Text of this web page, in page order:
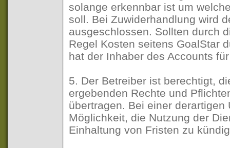
solange erkennbar ist um
soll. Bei Zuwiderhandlung wird
ausgeschlossen. Sollten durch
Regel Kosten seitens GoalStar
hat der Inhaber des Accounts
5. Der Betreiber ist berechtigt,
ergebenden Rechte und
übertragen. Bei einer
Möglichkeit, die Nutzung der
Einhaltung von Fristen zu